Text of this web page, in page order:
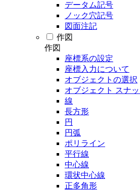
データム記号
ノック穴記号
図面注記
作図
作図
座標系の設定
座標入力について
オブジェクトの選択
オブジェクト スナ
線
長方形
円
円弧
ポリライン
平行線
中心線
環状中心線
正多角形